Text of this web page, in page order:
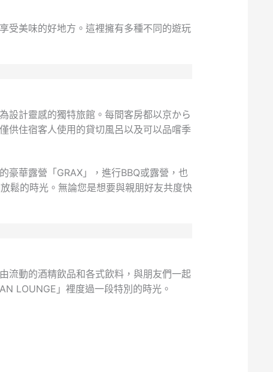
受美味的好地方。這裡擁有多種不同的遊玩
設計靈感的獨特旅館。每間客房都以京から
供住宿客人使用的貸切風呂以及可以品嚐季
豪華露營「GRAX」，進行BBQ或露營，也
鬆的時光。無論您是想要與親朋好友共度快
流動的酒精飲品和各式飲料，與朋友們一起
LOUNGE」裡度過一段特別的時光。